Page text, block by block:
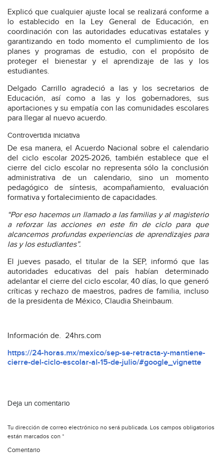
Explicó que cualquier ajuste local se realizará conforme a
lo establecido en la Ley General de Educación, en
coordinación con las autoridades educativas estatales y
garantizando en todo momento el cumplimiento de los
planes y programas de estudio, con el propósito de
proteger el bienestar y el aprendizaje de las y los
estudiantes.
Delgado Carrillo agradeció a las y los secretarios de
Educación, así como a las y los gobernadores, sus
aportaciones y su empatía con las comunidades escolares
para llegar al nuevo acuerdo.
Controvertida iniciativa
De esa manera, el Acuerdo Nacional sobre el calendario
del ciclo escolar 2025-2026, también establece que el
cierre del ciclo escolar no representa sólo la conclusión
administrativa de un calendario, sino un momento
pedagógico de síntesis, acompañamiento, evaluación
formativa y fortalecimiento de capacidades.
“Por eso hacemos un llamado a las familias y al magisterio
a reforzar las acciones en este fin de ciclo para que
alcancemos profundas experiencias de aprendizajes para
las y los estudiantes”.
El jueves pasado, el titular de la SEP, informó que las
autoridades educativas del país habían determinado
adelantar el cierre del ciclo escolar, 40 días, lo que generó
críticas y rechazo de maestros, padres de familia, incluso
de la presidenta de México, Claudia Sheinbaum.
Información de. 24hrs.com
https://24-horas.mx/mexico/sep-se-retracta-y-mantiene-
cierre-del-ciclo-escolar-al-15-de-julio/#google_vignette
Deja un comentario
Tu dirección de correo electrónico no será publicada. Los campos obligatorios
están marcados con *
Comentario